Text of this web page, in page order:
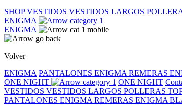
SHOP VESTIDOS VESTIDOS LARGOS
ENIGMA
ENIGMA
Volver
ENIGMA PANTALONES ENIGMA REMERAS
ONE NIGHT
ONE NIGHT
VESTIDOS VESTIDOS LARGOS POLLERAS
PANTALONES ENIGMA REMERAS ENIGMA